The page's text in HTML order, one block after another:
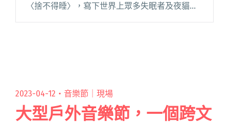
〈捨不得睡〉，寫下世界上眾多失眠者及夜貓的
心聲，也源於團長旭章自小就失眠的經歷，溫暖
2023-04-12・ 音樂節｜現場
大型戶外音樂節，一個跨文